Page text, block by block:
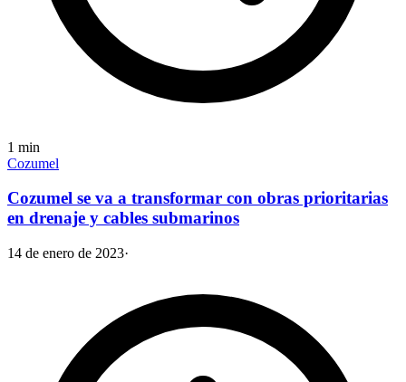
1 min
Cozumel
Cozumel se va a transformar con obras prioritarias
en drenaje y cables submarinos
14 de enero de 2023·